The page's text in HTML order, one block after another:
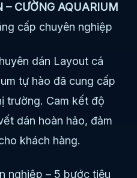
– CƯỜNG AQUARIUM
cấp chuyên nghiệp
dán Layout cá
tự hào đã cung cấp
trường. Cam kết độ
dán hoàn hảo, đảm
khách hàng.
nghiệp – 5 bước tiêu